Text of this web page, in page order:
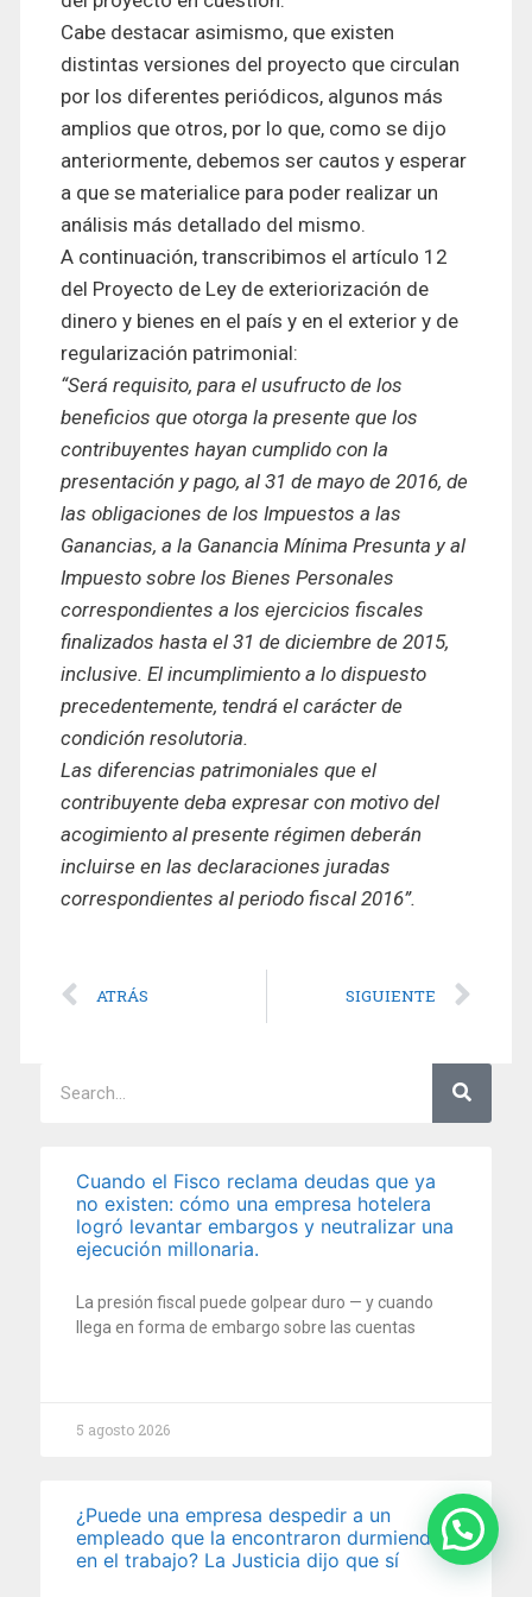
Cabe destacar asimismo, que existen
distintas versiones del proyecto que circulan
por los diferentes periódicos, algunos más
amplios que otros, por lo que, como se dijo
anteriormente, debemos ser cautos y esperar
a que se materialice para poder realizar un
análisis más detallado del mismo.
A continuación, transcribimos el artículo 12
del Proyecto de Ley de exteriorización de
dinero y bienes en el país y en el exterior y de
regularización patrimonial:
“Será requisito, para el usufructo de los
beneficios que otorga la presente que los
contribuyentes hayan cumplido con la
presentación y pago, al 31 de mayo de 2016, de
las obligaciones de los Impuestos a las
Ganancias, a la Ganancia Mínima Presunta y al
Impuesto sobre los Bienes Personales
correspondientes a los ejercicios fiscales
finalizados hasta el 31 de diciembre de 2015,
inclusive. El incumplimiento a lo dispuesto
precedentemente, tendrá el carácter de
condición resolutoria.
Las diferencias patrimoniales que el
contribuyente deba expresar con motivo del
acogimiento al presente régimen deberán
incluirse en las declaraciones juradas
correspondientes al periodo fiscal 2016”.
ATRÁS SIGUIENTE
Cuando el Fisco reclama deudas que ya
no existen: cómo una empresa hotelera
logró levantar embargos y neutralizar una
ejecución millonaria.
La presión fiscal puede golpear duro — y cuando
llega en forma de embargo sobre las cuentas
5 agosto 2026
¿Puede una empresa despedir a un
empleado que la encontraron durmiendo
en el trabajo? La Justicia dijo que sí